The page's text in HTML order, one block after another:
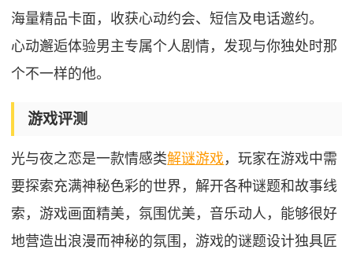
海量精品卡面，收获心动约会、短信及电话邀约。
心动邂逅体验男主专属个人剧情，发现与你独处时那
个不一样的他。
游戏评测
光与夜之恋是一款情感类解谜游戏 ，玩家在游戏中需
要探索充满神秘色彩的世界，解开各种谜题和故事线
索，游戏画面精美，氛围优美，音乐动人，能够很好
地营造出浪漫而神秘的氛围，游戏的谜题设计独具匠